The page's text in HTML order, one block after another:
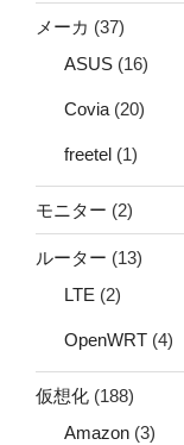
メーカ (37)
ASUS (16)
Covia (20)
freetel (1)
モニター (2)
ルーター (13)
LTE (2)
OpenWRT (4)
仮想化 (188)
Amazon (3)